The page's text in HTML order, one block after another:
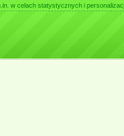
w celach statystycznych i